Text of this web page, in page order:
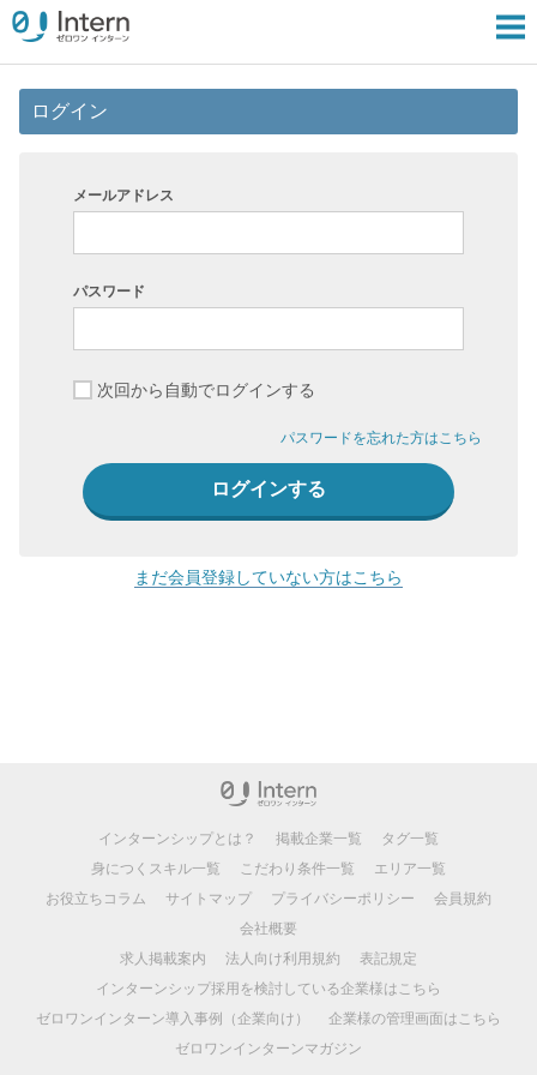
ログイン
メールアドレス
パスワード
次回から自動でログインする
パスワードを忘れた方はこちら
まだ会員登録していない方はこちら
インターンシップとは？ 掲載企業一覧
タグ一覧
身につくスキル一覧
こだわり条件一覧
エリア一覧
お役立ちコラム
サイトマップ プライバシーポリシー
会員規約
会社概要
求人掲載案内
法人向け利用規約
表記規定
インターンシップ採用を検討している企業様はこちら
ゼロワンインターン導入事例（企業向け）
企業様の管理画面はこちら
ゼロワンインターンマガジン